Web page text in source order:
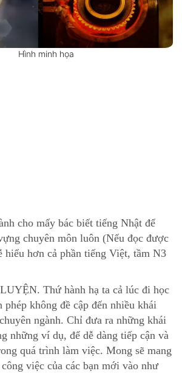
Hình minh họa
cho mấy bác biết tiếng Nhật để
chuyên môn luôn (Nếu đọc được
hiểu hơn cả phần tiếng Việt, tầm N3
Thứ hành hạ ta cả lúc đi học
không đề cập đến nhiều khái
ngành. Chỉ đưa ra những khái
những ví dụ, để dễ dàng tiếp cận và
quá trình làm việc. Mong sẽ mang
việc của các bạn mới vào như